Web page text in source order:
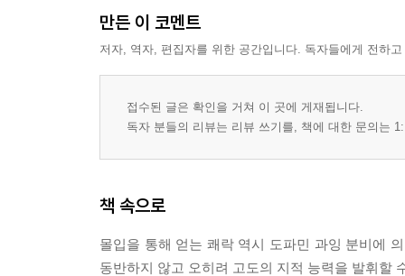
만든 이 코멘트
저자, 역자, 편집자를 위한 공간입니다. 독자들에게 전하
접수된 글은 확인을 거쳐 이 곳에 게재됩니다.
독자 분들의 리뷰는 리뷰 쓰기를, 책에 대한 문의는
책 속으로
몰입을 통해 얻는 쾌락 역시 도파민 과잉 분비에
동반하지 않고 오히려 고도의 지적 능력을 발휘할